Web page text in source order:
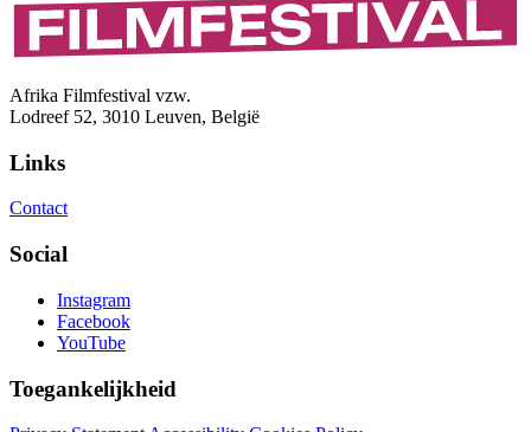
Afrika Filmfestival vzw.
Lodreef 52, 3010 Leuven, België
Links
Contact
Social
Instagram
Facebook
YouTube
Toegankelijkheid